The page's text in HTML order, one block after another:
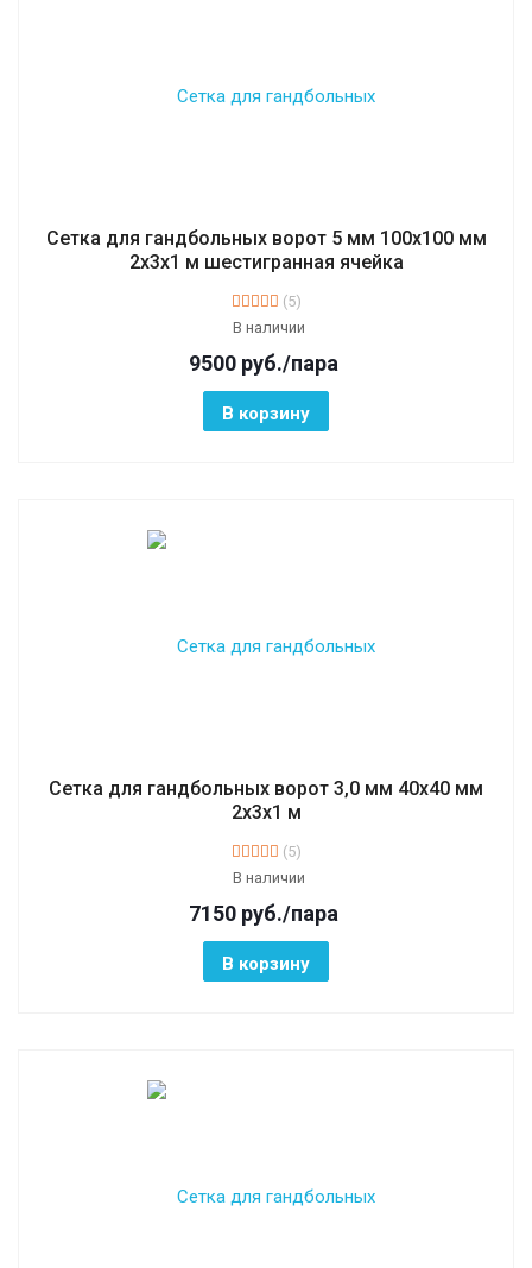
Сетка для гандбольных ворот 5 мм 100х100 мм
2х3х1 м шестигранная ячейка
(5)
В наличии
9500 руб./пара
В корзину
Сетка для гандбольных ворот 3,0 мм 40х40 мм
2х3х1 м
(5)
В наличии
7150 руб./пара
В корзину